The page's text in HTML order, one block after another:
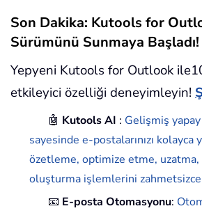
Son Dakika: Kutools for
Sürümünü Sunmaya Başladı!
Yepyeni Kutools for Outlook
etkileyici özelliği deneyimleyin!
🤖 Kutools AI : Gelişmiş
sayesinde e-postalarınızı kolayca
özetleme, optimize etme,
oluşturma işlemlerini
📧 E-posta Otomasyonu: